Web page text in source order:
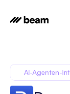
AI-Agenten-